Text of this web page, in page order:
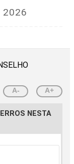
2026
A- A+
NESTA